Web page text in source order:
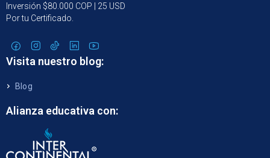
Inversión $80.000 COP | 25 USD
Por tu Certificado.
Visita nuestro blog:
Blog
Alianza educativa con: